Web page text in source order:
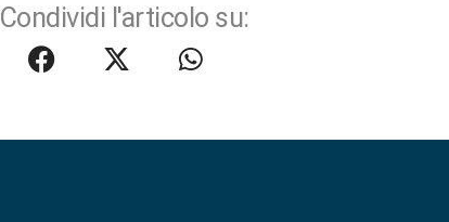
Condividi l'articolo su: